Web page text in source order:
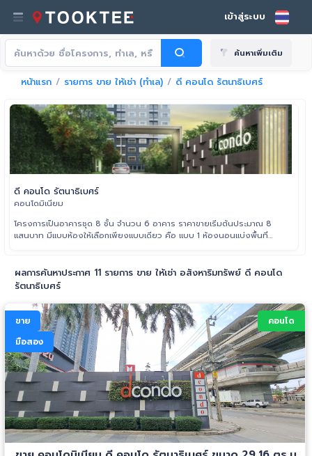
เข้าสู่ระบบ
ค้นหาเพิ่มเติม
หน้าแรก รายการ ขาย ให้เช่า (ทำเล) ดี คอนโด รัตนาธิเบศร์
ดี คอนโด รัตนาธิเบศร์
คอนโดมิเนียม
โครงการเป็นอาคารชุด 8 ชั้น จำนวน 6 อาคาร ราคาขายเริ่มต้นประมาณ 8
แสนบาท มีแบบห้องให้เลือกเพียงแบบเดียว คือ แบบ 1 ห้องนอนแบ่งพื้นที่
ผลการค้นหาประกาศ 11 รายการ ขาย ให้เช่า อสังหาริมทรัพย์ ดี คอนโด
รัตนาธิเบศร์
ขาย
มือสอง
คอนโด